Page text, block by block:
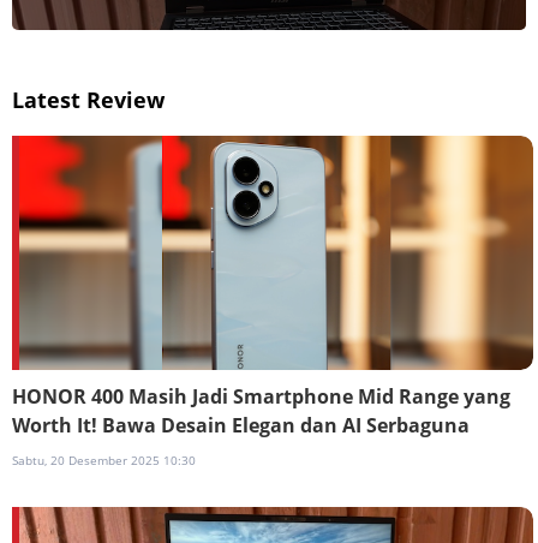
Latest Review
HONOR 400 Masih Jadi Smartphone Mid Range yang
Worth It! Bawa Desain Elegan dan AI Serbaguna
Sabtu, 20 Desember 2025 10:30